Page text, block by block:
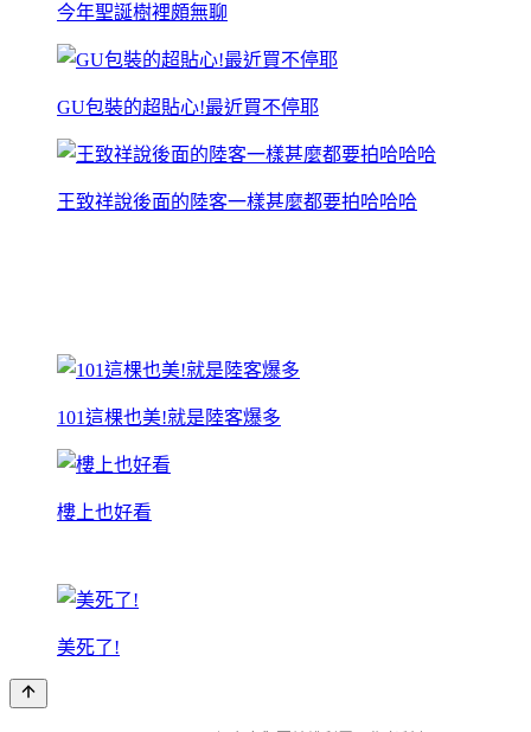
今年聖誕樹裡頗無聊
GU包裝的超貼心!最近買不停耶
王致祥說後面的陸客一樣甚麼都要拍哈哈哈
101這棵也美!就是陸客爆多
樓上也好看
美死了!